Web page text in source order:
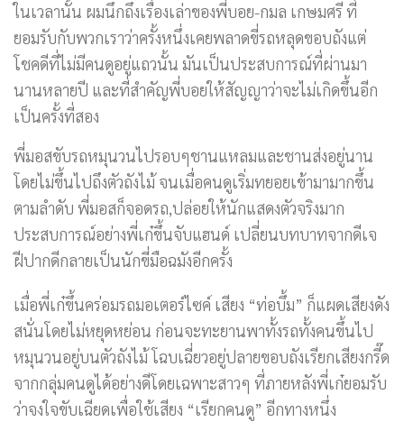
ในเวลานั้น ผมนึกถึงเรื่องเล่าของพี่บอย-กมล เกษมศรี ที่
ยอมรับกับพวกเราว่าครั้งหนึ่งเคยพลาดขี่รถหลุดขอบถังแต่
โชคดีที่ไม่มีคนดูอยู่แถวนั้น มันเป็นประสบการณ์ที่ผ่านมา
นานหลายปี และที่สำคัญพี่บอยให้สัญญาว่าจะไม่เกิดขึ้นอีก
เป็นครั้งที่สอง
พี่มอสขับรถหมุนวนไปรอบๆชานแหลมและชานส่งอยู่นาน
โดยไม่ขึ้นไปถึงตัวถังไม้ จนเมื่อคนดูเริ่มทยอยเข้ามามากขึ้น
ตามลำดับ พี่มอสก็จอดรถ,ปล่อยให้นักแสดงตัวจริงมาก
ประสบการณ์อย่างพี่เก๋ขึ้นจับแฮนด์ เปลี่ยนบทบาทจากดีเจ
ฝีปากดีกลายเป็นนักขี่มือฉมังอีกครั้ง
เมื่อพี่เก๋ขึ้นคร่อมรถมอเตอร์ไซค์ เสียง “ท่อบึ้ม” ก็แผดเสียงดัง
สนั่นโดยไม่หยุดหย่อน ก่อนจะทะยานพาทั้งรถทั้งคนขึ้นไป
หมุนวนอยู่บนตัวถังไม้ โฉบเฉี่ยวอยู่ปลายขอบถังเรียกเสียงกรี๊ด
จากกลุ่มคนดูได้อย่างดีโดยเฉพาะสาวๆ ที่ภายหลังพี่เก๋ยอมรับ
ว่าจงใจขับเฉียดเพื่อใช้เสียง “เรียกคนดู” อีกทางหนึ่ง